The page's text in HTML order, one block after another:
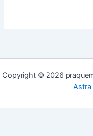
Copyright © 2026
Astra